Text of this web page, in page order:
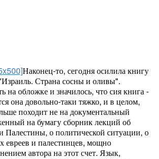
Наконец-то, сегодня осилила книгу
Страна сосны и оливы".
на обложке и значилось, что сия книга -
она довольно-таки тяжко, и в целом,
походит не на документальный
на бумагу сборник лекций об
Палестины, о политической ситуации, о
евреев и палестинцев, мощно
автора на этот счет. Язык,